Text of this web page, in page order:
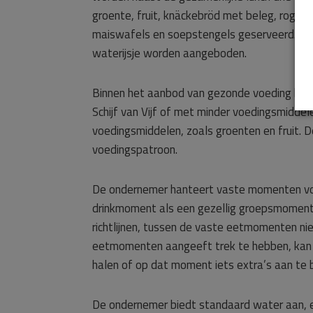
groente, fruit, knäckebröd met beleg,
maiswafels en soepstengels geserveerd.
waterijsje worden aangeboden.
Binnen het aanbod van gezonde voeding
Schijf van Vijf of met minder
voedingsmiddelen, zoals groenten en fruit.
voedingspatroon.
De ondernemer hanteert vaste momenten
drinkmoment als een gezellig
richtlijnen, tussen de vaste eetmomenten
eetmomenten aangeeft trek te hebben,
halen of op dat moment iets extra’s aan te
De ondernemer biedt standaard water